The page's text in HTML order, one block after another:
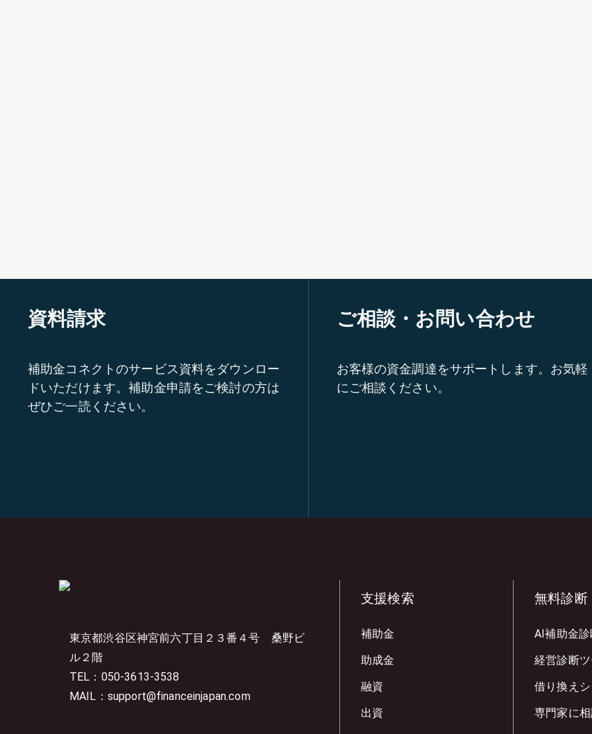
資料請求
補助金コネクトのサービス資料をダウンロー
ドいただけます。補助金申請をご検討の方は
ぜひご一読ください。
ご相談・お問い合わせ
お客様の資金調達をサポートします。お気軽
にご相談ください。
東京都渋谷区神宮前六丁目２３番４号 桑野ビ
ル２階
TEL：050-3613-3538
MAIL：support@financeinjapan.com
支援検索
補助金
助成金
融資
出資
無料診断
AI補助金
経営診断
借り換え
専門家に